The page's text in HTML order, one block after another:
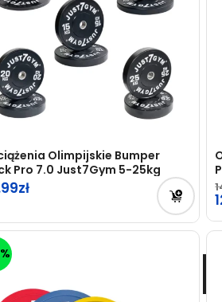
Olimpijskie Bumper
Pro 7.0 Just7Gym 5-25kg